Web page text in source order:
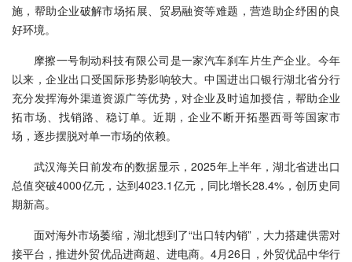
施，帮助企业破解市场拓展、贸易融资等难题，营造助企纾困的良
好环境。
摩擦一号制动科技有限公司是一家汽车刹车片生产企业。今年
以来，企业出口受国际形势影响较大。中国进出口银行湖北省分行
充分发挥海外渠道资源广等优势，对企业及时追加授信，帮助企业
拓市场、找销路、稳订单。近期，企业不断开拓墨西哥等国家市
场，逐步摆脱对单一市场的依赖。
武汉海关日前发布的数据显示，2025年上半年，湖北省进出口
总值突破4000亿元，达到4023.1亿元，同比增长28.4%，创历史同
期新高。
面对海外市场萎缩，湖北想到了“出口转内销”，大力搭建供需对
接平台，推进外贸优品进商超、进电商。4月26日，外贸优品中华行